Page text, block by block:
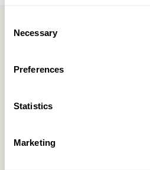
Selection
Necessary
Preferences
Statistics
Marketing
Kontakt
KONTOR HUDAVDELING
Tlf:23 19 10 00